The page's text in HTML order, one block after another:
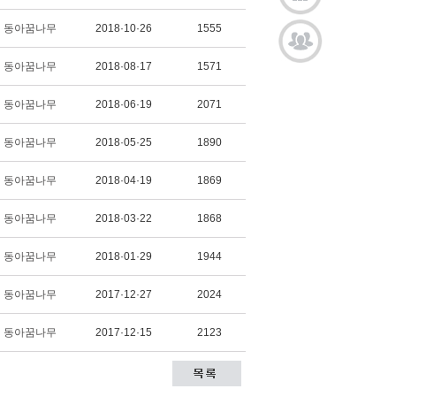
동아꿈나무 2018·10·26 1555
동아꿈나무 2018·08·17 1571
동아꿈나무 2018·06·19 2071
동아꿈나무 2018·05·25 1890
동아꿈나무 2018·04·19 1869
동아꿈나무 2018·03·22 1868
동아꿈나무 2018·01·29 1944
동아꿈나무 2017·12·27 2024
동아꿈나무 2017·12·15 2123